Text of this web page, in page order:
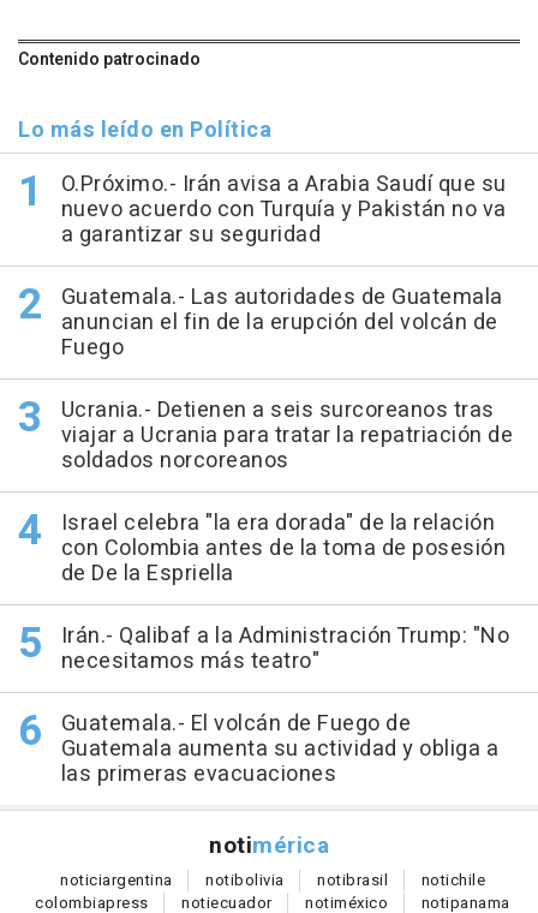
Contenido patrocinado
Lo más leído en Política
O.Próximo.- Irán avisa a Arabia Saudí que su
nuevo acuerdo con Turquía y Pakistán no va
a garantizar su seguridad
Guatemala.- Las autoridades de Guatemala
anuncian el fin de la erupción del volcán de
Fuego
Ucrania.- Detienen a seis surcoreanos tras
viajar a Ucrania para tratar la repatriación de
soldados norcoreanos
Israel celebra "la era dorada" de la relación
con Colombia antes de la toma de posesión
de De la Espriella
Irán.- Qalibaf a la Administración Trump: "No
necesitamos más teatro"
Guatemala.- El volcán de Fuego de
Guatemala aumenta su actividad y obliga a
las primeras evacuaciones
notimérica
noticiargentina notibolivia notibrasil notichile
colombiapress notiecuador notiméxico notipanama